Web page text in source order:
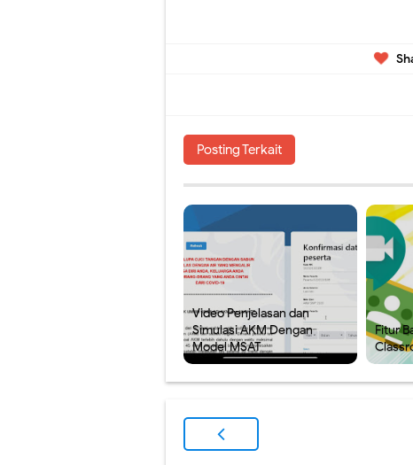
Posting Terkait
Video Penjelasan dan
Simulasi AKM Dengan
Model MSAT
Fitur